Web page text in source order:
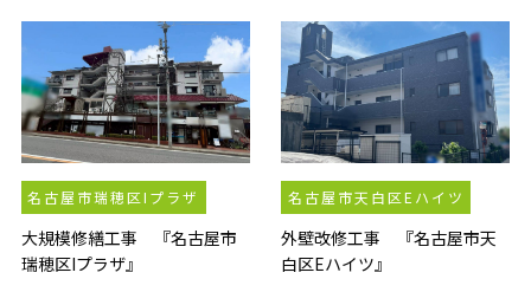
名古屋市瑞穂区Iプラザ
大規模修繕工事 『名古屋市
瑞穂区Iプラザ』
名古屋市天白区Eハイツ
外壁改修工事 『名古屋市天
白区Eハイツ』